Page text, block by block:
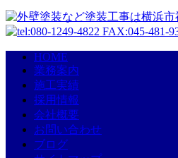
HOME
業務案内
施工実績
採用情報
会社概要
お問い合わせ
ブログ